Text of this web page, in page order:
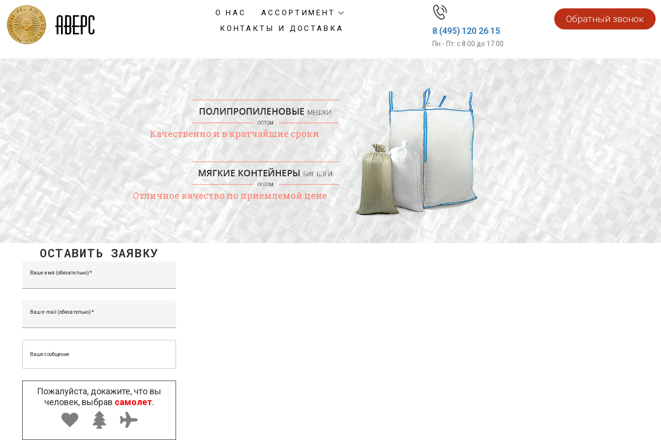
О НАС
АССОРТИМЕНТ
КОНТАКТЫ И ДОСТАВКА
8 (495) 120 26 15
Пн - Пт: с 8.00 до 17.00
Обратный звонок
Качественно и в кратчайшие сроки
Отличное качество по приемлемой цене
ОСТАВИТЬ ЗАЯВКУ
Ваше имя (обязательно)
Ваш e-mail (обязательно)
Ваше сообщение
Пожалуйста, докажите, что вы
человек, выбрав самолет.